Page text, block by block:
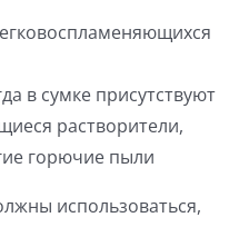
в сумке присутствуют
растворители,
горючие пыли
использоваться,